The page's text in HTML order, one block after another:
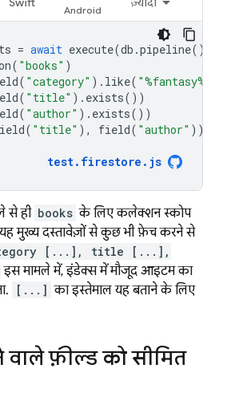
= await execute(db .pipeline()
( "books" )
( "category" ). like( "%fantasy%"
( "title" ). exists())
( "author" ). exists())
( "title" ), field( "author" ))
test. firestore . js
से ही books के लिए कलेक्शन स्कोप
मुख्य दस्तावेज़ों से कुछ भी फ़ेच करने से
[...], title [...],
इस मामले में, इंडेक्स में मौजूद आइटम का
[...] का इस्तेमाल यह बताने के लिए
वाले फ़ील्ड को सीमित